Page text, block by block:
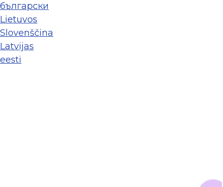
български
Lietuvos
Slovenščina
Latvijas
eesti